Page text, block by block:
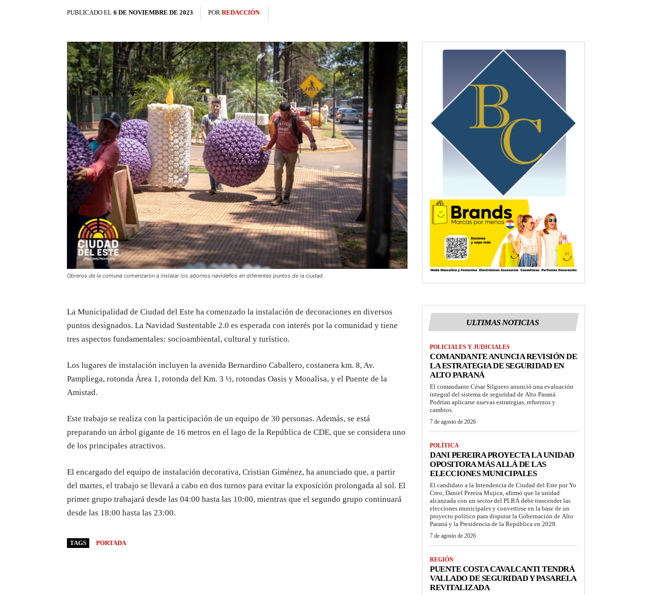
PUBLICADO EL 6 DE NOVIEMBRE DE 2023 POR REDACCIÓN
Obreros de la comuna comenzaron a instalar los adornos navideños en diferentes puntos de la ciudad.
La Municipalidad de Ciudad del Este ha comenzado la instalación de decoraciones en diversos
puntos designados. La Navidad Sustentable 2.0 es esperada con interés por la comunidad y tiene
tres aspectos fundamentales: socioambiental, cultural y turístico.
Los lugares de instalación incluyen la avenida Bernardino Caballero, costanera km. 8, Av.
Pampliega, rotonda Área 1, rotonda del Km. 3 ½, rotondas Oasis y Monalisa, y el Puente de la
Amistad.
Este trabajo se realiza con la participación de un equipo de 30 personas. Además, se está
preparando un árbol gigante de 16 metros en el lago de la República de CDE, que se considera uno
de los principales atractivos.
El encargado del equipo de instalación decorativa, Cristian Giménez, ha anunciado que, a partir
del martes, el trabajo se llevará a cabo en dos turnos para evitar la exposición prolongada al sol. El
primer grupo trabajará desde las 04:00 hasta las 10:00, mientras que el segundo grupo continuará
desde las 18:00 hasta las 23:00.
TAGS PORTADA
ULTIMAS NOTICIAS
POLICIALES Y JUDICIALES
COMANDANTE ANUNCIA REVISIÓN DE
LA ESTRATEGIA DE SEGURIDAD EN
ALTO PARANÁ
El comandante César Silguero anunció una evaluación
integral del sistema de seguridad de Alto Paraná.
Podrían aplicarse nuevas estrategias, refuerzos y
cambios.
7 de agosto de 2026
POLÍTICA
DANI PEREIRA PROYECTA LA UNIDAD
OPOSITORA MÁS ALLÁ DE LAS
ELECCIONES MUNICIPALES
El candidato a la Intendencia de Ciudad del Este por Yo
Creo, Daniel Pereira Mujica, afirmó que la unidad
alcanzada con un sector del PLRA debe trascender las
elecciones municipales y convertirse en la base de un
proyecto político para disputar la Gobernación de Alto
Paraná y la Presidencia de la República en 2028.
7 de agosto de 2026
REGIÓN
PUENTE COSTA CAVALCANTI TENDRÁ
VALLADO DE SEGURIDAD Y PASARELA
REVITALIZADA